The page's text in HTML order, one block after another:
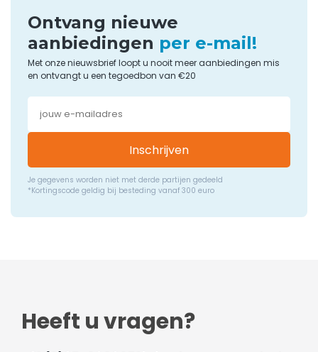
Ontvang nieuwe
aanbiedingen per e-mail!
Met onze nieuwsbrief loopt u nooit meer aanbiedingen mis
en ontvangt u een tegoedbon van €20
Inschrijven
Je gegevens worden niet met derde partijen gedeeld
*Kortingscode geldig bij besteding vanaf 300 euro
Heeft u vragen?